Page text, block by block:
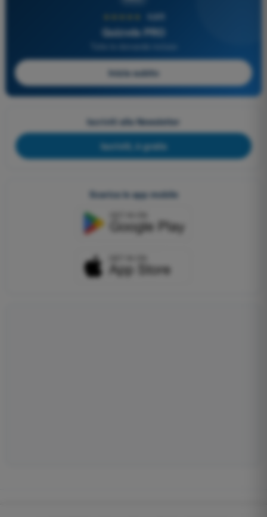
4,6/5
Quizvds PRO
Inizia subito
Iscriviti alla Newsletter
Iscriviti, è gratis
Scarica le app mobile